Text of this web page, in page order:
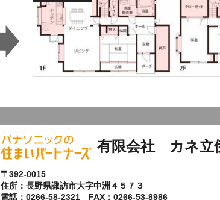
有限会社 カネ立
〒392-0015
住所：長野県諏訪市大字中洲４５７３
電話：0266-58-2321 FAX：0266-53-8986